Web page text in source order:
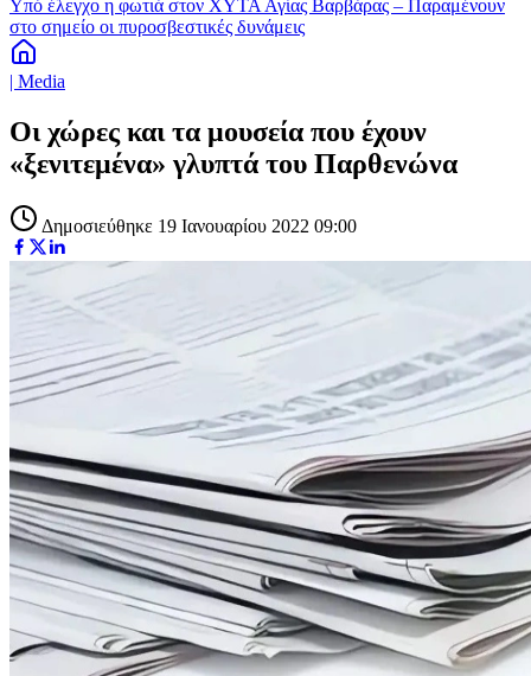
Υπό έλεγχο η φωτιά στον ΧΥΤΑ Αγίας Βαρβάρας – Παραμένουν
στο σημείο οι πυροσβεστικές δυνάμεις
| Media
Οι χώρες και τα μουσεία που έχουν
«ξενιτεμένα» γλυπτά του Παρθενώνα
Δημοσιεύθηκε 19 Ιανουαρίου 2022 09:00